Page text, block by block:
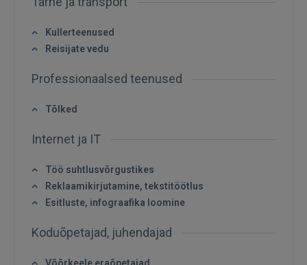
Sisene
Kullerteenused
Reisijate vedu
Professionaalsed teenused
Tõlked
Internet ja IT
Töö suhtlusvõrgustikes
Reklaamikirjutamine, tekstitöötlus
Esitluste, infograafika loomine
Koduõpetajad, juhendajad